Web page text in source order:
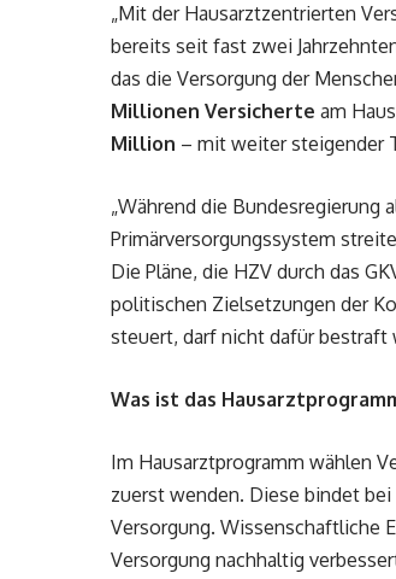
„Mit der Hausarztzentrierten
bereits seit fast zwei
das die Versorgung der
Millionen Versicherte am
Million – mit weiter steigender
„Während die Bundesregierung
Primärversorgungssystem
Die Pläne, die HZV durch das
politischen Zielsetzungen der
steuert, darf nicht dafür bestraft
Was ist das
Im Hausarztprogramm wählen
zuerst wenden. Diese bindet
Versorgung. Wissenschaftliche
Versorgung nachhaltig